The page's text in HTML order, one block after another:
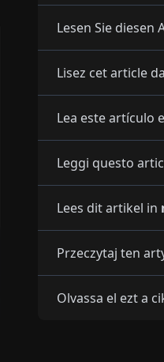
Lesen Sie diesen
Lisez cet article
Lea este artículo
Leggi questo
Lees dit artikel in
Przeczytaj ten
Olvassa el ezt a